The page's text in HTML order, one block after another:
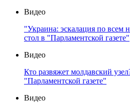
Видео
"Украина: эскалация по всем
стол в "Парламентской газете"
Видео
Кто развяжет молдавский
"Парламентской газете"
Видео